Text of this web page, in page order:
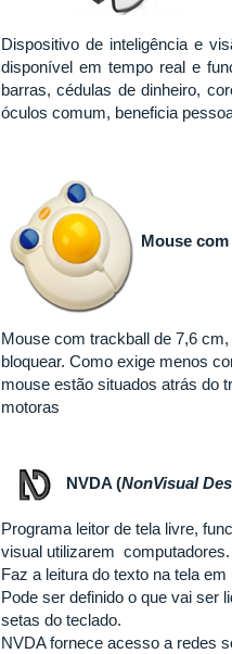
Dispositivo de inteligência e
disponível em tempo real e
barras, cédulas de dinheiro,
óculos comum, beneficia
Mouse
Mouse com trackball de 7,6
bloquear. Como exige menos
mouse estão situados atrás do
motoras
NVDA (NonVisual
Programa leitor de tela livre,
visual utilizarem computadores.
Faz a leitura do texto na tela
Pode ser definido o que vai ser
setas do teclado.
NVDA fornece acesso a redes